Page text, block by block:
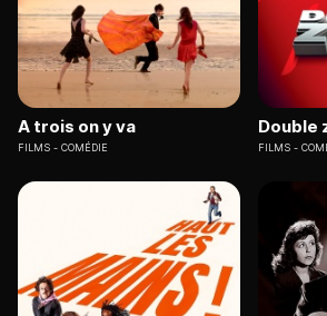
A trois on y va
FILMS COMÉDIE
Double
FILMS